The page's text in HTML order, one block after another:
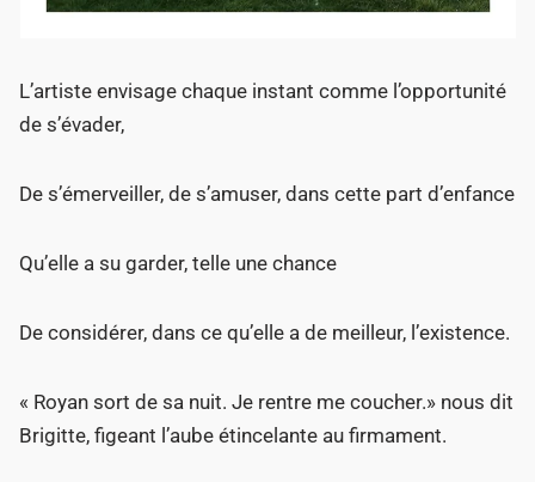
L’artiste envisage chaque instant comme l’opportunité
de s’évader,
De s’émerveiller, de s’amuser, dans cette part d’enfance
Qu’elle a su garder, telle une chance
De considérer, dans ce qu’elle a de meilleur, l’existence.
« Royan sort de sa nuit. Je rentre me coucher.» nous dit
Brigitte, figeant l’aube étincelante au firmament.